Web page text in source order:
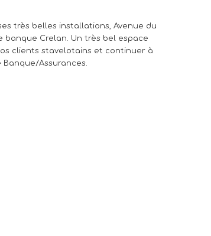
très belles installations, Avenue du
banque Crelan. Un très bel espace
clients stavelotains et continuer à
Assurances.